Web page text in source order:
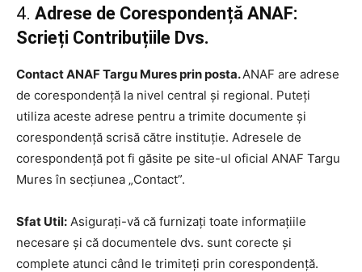
4. Adrese de Corespondență ANAF:
Scrieți Contribuțiile Dvs.
Contact ANAF Targu Mures prin posta.ANAF are adrese
de corespondență la nivel central și regional. Puteți
utiliza aceste adrese pentru a trimite documente și
corespondență scrisă către instituție. Adresele de
corespondență pot fi găsite pe site-ul oficial ANAF Targu
Mures în secțiunea „Contact”.
Sfat Util: Asigurați-vă că furnizați toate informațiile
necesare și că documentele dvs. sunt corecte și
complete atunci când le trimiteți prin corespondență.